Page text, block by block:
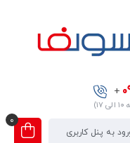
+
به پنل کاربری
0